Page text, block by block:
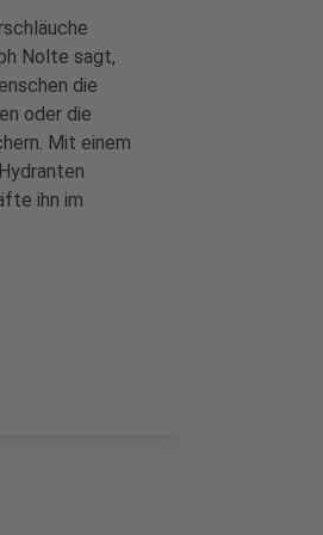
Nolte sagt,
die
oder die
Mit einem
ihn im